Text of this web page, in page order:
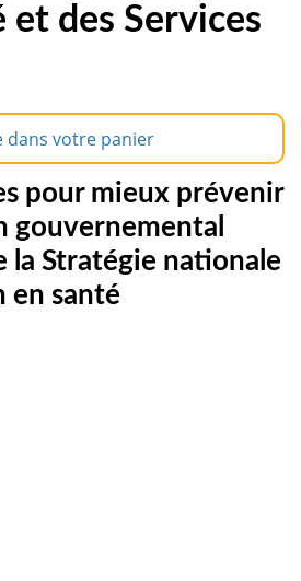
et des Services
dans votre panier
pour mieux prévenir
gouvernemental
la Stratégie nationale
en santé